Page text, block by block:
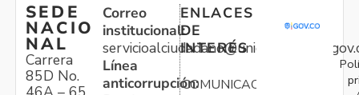
SEDE
NACIO
NAL
Carrera
85D No.
Correo
institucional:
Línea
anticorrupción:
ENLACES
DE
INTERÉS
COMUNICACIONES